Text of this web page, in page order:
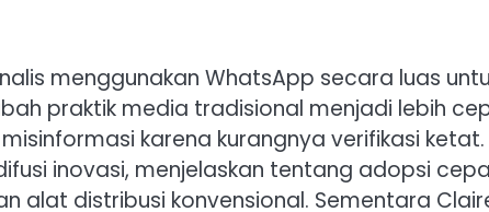
menggunakan WhatsApp secara luas
praktik media tradisional menjadi lebih
karena kurangnya verifikasi ketat.
inovasi, menjelaskan tentang adopsi
alat distribusi konvensional. Sementara